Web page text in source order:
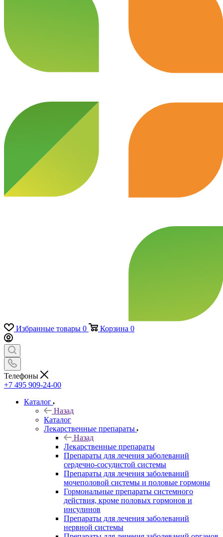
Избранные товары 0 Корзина 0
Телефоны
+7 495 909-24-00
Каталог
Назад
Каталог
Лекарственные препараты
Назад
Лекарственные препараты
Препараты для лечения заболеваний
сердечно-сосудистой системы
Препараты для лечения заболеваний
мочеполовой системы и половые гормоны
Гормональные препараты системного
действия, кроме половых гормонов и
инсулинов
Препараты для лечения заболеваний
нервной системы